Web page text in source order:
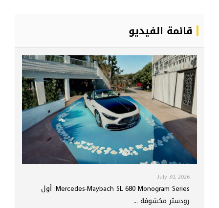
قائمة الفيديو
July 30, 2026
Mercedes-Maybach SL 680 Monogram Series: أول
رودستر مكشوفة ...